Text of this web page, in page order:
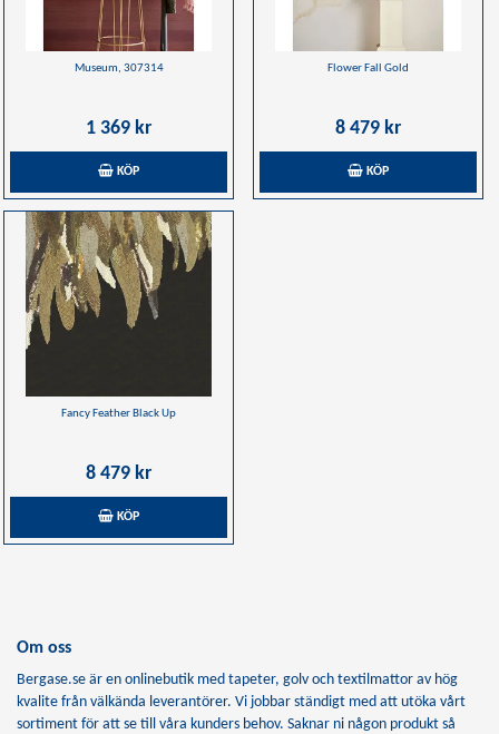
Museum, 307314
1 369 kr
KÖP
Flower Fall Gold
8 479 kr
KÖP
Fancy Feather Black Up
8 479 kr
KÖP
Om oss
Bergase.se är en onlinebutik med tapeter, golv och textilmattor av hög
kvalite från välkända leverantörer. Vi jobbar ständigt med att utöka vårt
sortiment för att se till våra kunders behov. Saknar ni någon produkt så